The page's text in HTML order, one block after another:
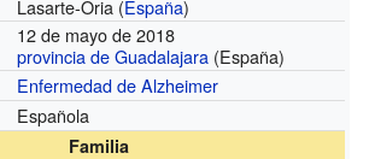
Lasarte-Oria (España)
12 de mayo de 2018
provincia de Guadalajara (España)
Enfermedad de Alzheimer
Española
Familia